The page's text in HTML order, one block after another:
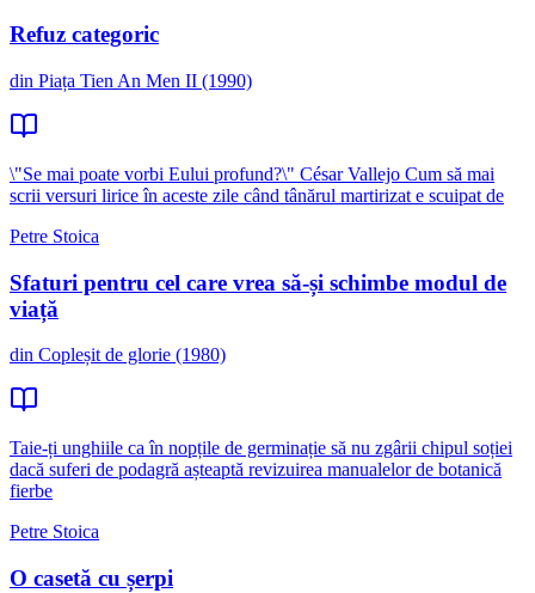
Refuz categoric
din Piața Tien An Men II (1990)
\"Se mai poate vorbi Eului profund?\" César Vallejo Cum să mai
scrii versuri lirice în aceste zile când tânărul martirizat e scuipat de
Petre Stoica
Sfaturi pentru cel care vrea să-și schimbe modul de
viață
din Copleșit de glorie (1980)
Taie-ți unghiile ca în nopțile de germinație să nu zgârii chipul soției
dacă suferi de podagră așteaptă revizuirea manualelor de botanică
fierbe
Petre Stoica
O casetă cu șerpi